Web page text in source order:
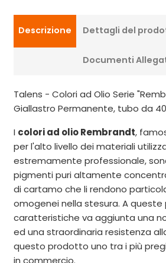
Descrizione Dettagli del
Documenti
Talens - Colori ad Olio Serie
Giallastro Permanente, tubo da
I colori ad olio Rembrandt,
per l'alto livello dei materiali
estremamente professionale,
pigmenti puri altamente
di cartamo che li rendono
omogenei nella stesura. A queste
caratteristiche va aggiunta una
ed una straordinaria resistenza
questo prodotto uno tra i più
in commercio.